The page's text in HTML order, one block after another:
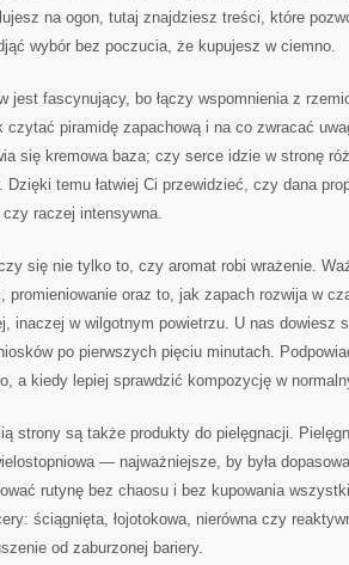
na ogon, tutaj znajdziesz treści, które
wybór bez poczucia, że kupujesz w ciemno.
jest fascynujący, bo łączy wspomnienia z
czytać piramidę zapachową i na co zwracać
się kremowa baza; czy serce idzie w stronę
Dzięki temu łatwiej Ci przewidzieć, czy dana
raczej intensywna.
się nie tylko to, czy aromat robi wrażenie.
promieniowanie oraz to, jak zapach rozwija w
inaczej w wilgotnym powietrzu. U nas dowiesz
po pierwszych pięciu minutach.
a kiedy lepiej sprawdzić kompozycję w
strony są także produkty do pielęgnacji.
— najważniejsze, by była
rutynę bez chaosu i bez kupowania
ściągnięta, łojotokowa, nierówna czy
od zaburzonej bariery.